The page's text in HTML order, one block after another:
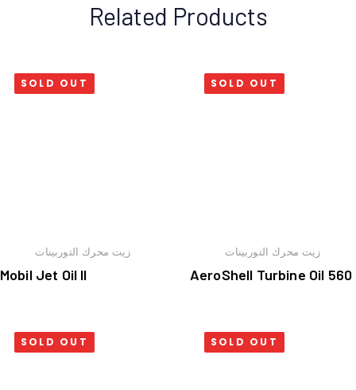
Related Products
SOLD OUT
زيت محرك التوربينات
Mobil Jet Oil II
SOLD OUT
زيت محرك التوربينات
AeroShell Turbine Oil 560
SOLD OUT SOLD OUT